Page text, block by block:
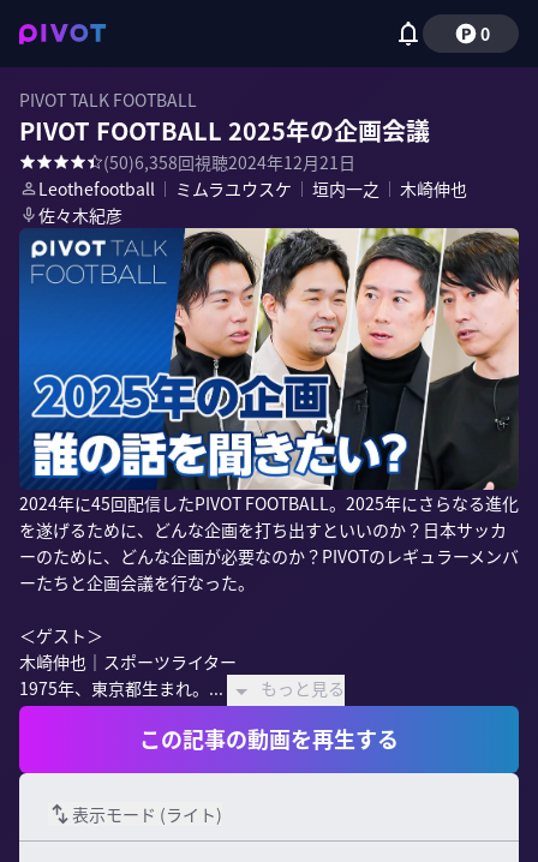
0
PIVOT TALK FOOTBALL
PIVOT FOOTBALL 2025年の企画会議
(50)6,358回視聴2024年12月21日
Leothefootball ｜ ミムラユウスケ ｜ 垣内一之 ｜ 木崎伸也
佐々木紀彦
2024年に45回配信したPIVOT FOOTBALL。2025年にさらなる進化
を遂げるために、どんな企画を打ち出すといいのか？日本サッカ
ーのために、どんな企画が必要なのか？PIVOTのレギュラーメンバ
ーたちと企画会議を行なった。
＜ゲスト＞
木崎伸也｜スポーツライター
1975年、東京都生まれ。...
もっと見る
この記事の動画を再生する
表示モード (ライト)